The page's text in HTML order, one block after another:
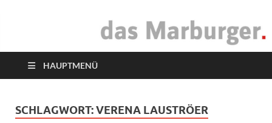
das Marburger.
HAUPTMENÜ
SCHLAGWORT:VERENA LAUSTRÖER